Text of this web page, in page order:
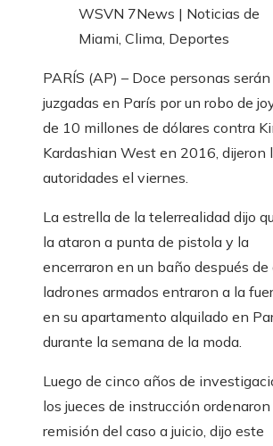
PARÍS (AP) – Doce personas serán
juzgadas en París por un robo de
de 10 millones de dólares contra
Kardashian West en 2016, dijeron
autoridades el viernes.
La estrella de la telerrealidad dijo
la ataron a punta de pistola y la
encerraron en un baño después de
ladrones armados entraron a la
en su apartamento alquilado en
durante la semana de la moda.
Luego de cinco años de
los jueces de instrucción
remisión del caso a juicio, dijo este